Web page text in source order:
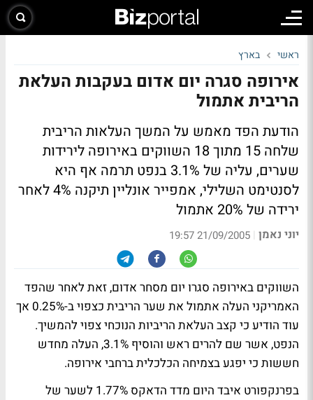
ראשי בארץ
אירופה סגרה יום אדום בעקבות העלאת
הריבית אתמול
הודעת הפד מאמש על המשך העלאות הריבית
שלחה 15 מתוך 18 השווקים באירופה לירידות
שערים, עליה של 3.1% בנפט תרמה אף היא
לסנטימט השלילי, אמפייר אונליין תיקנה 4% לאחר
ירידה של 20% אתמול
יוני נאמן |
21/09/2005 19:57
השווקים באירופה סגרו יום מסחר אדום, זאת לאחר שהפד
האמריקני העלה אתמול את שער הריבית כצפוי ב-0.25% אך
עוד הודיע כי קצב העלאת הריביות הנוכחי צפוי להמשיך.
הנפט, אשר שם להרים ראש והוסיף 3.1%, העלה מחדש
חששות כי יפגע בצמיחה הכלכלית ברחבי אירופה.
בפרנקפורט איבד היום מדד הדאקס 1.77% לשער של